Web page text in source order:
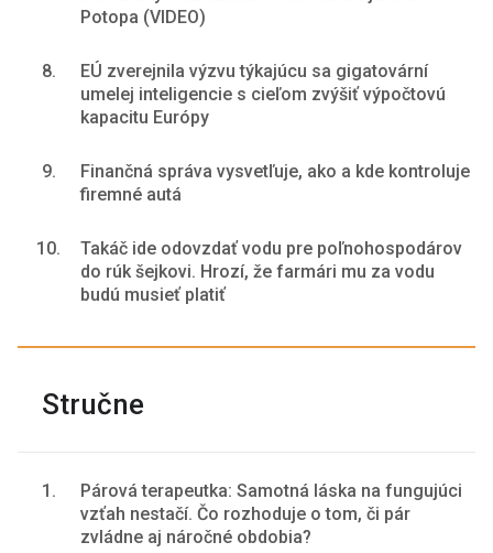
Potopa (VIDEO)
8.
EÚ zverejnila výzvu týkajúcu sa gigatovární
umelej inteligencie s cieľom zvýšiť výpočtovú
kapacitu Európy
9.
Finančná správa vysvetľuje, ako a kde kontroluje
firemné autá
10.
Takáč ide odovzdať vodu pre poľnohospodárov
do rúk šejkovi. Hrozí, že farmári mu za vodu
budú musieť platiť
Stručne
1.
Párová terapeutka: Samotná láska na fungujúci
vzťah nestačí. Čo rozhoduje o tom, či pár
zvládne aj náročné obdobia?